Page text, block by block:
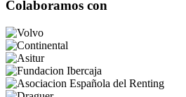
Colaboramos con